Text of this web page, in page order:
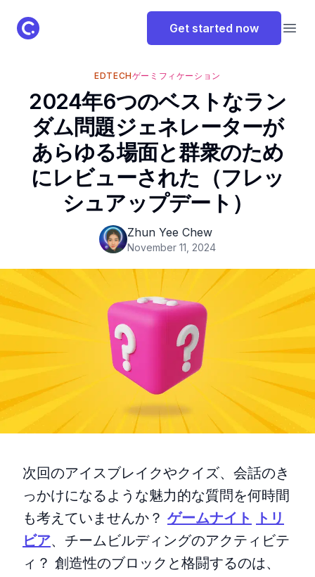
ClassPoint Logo Get started now
EDTECHゲーミフィケーション
2024年6つのベストなラン
ダム問題ジェネレーターが
あらゆる場面と群衆のため
にレビューされた（フレッ
シュアップデート）
Zhun Yee Chew
November 11, 2024
次回のアイスブレイクやクイズ、会話のき
っかけになるような魅力的な質問を何時間
も考えていませんか？ ゲームナイト
トリ
ビア、チームビルディングのアクティビテ
ィ？ 創造性のブロックと格闘するのは、